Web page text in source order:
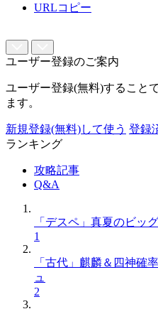
URLコピー
ユーザー登録のご案内
ユーザー登録(無料)すること
ます。
新規登録(無料)して使う 登録
ランキング
攻略記事
Q&A
「デスペ」真夏のビッ
1
「古代」麒麟＆四神確
ュ
2